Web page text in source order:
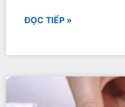
ĐỌC TIẾP »